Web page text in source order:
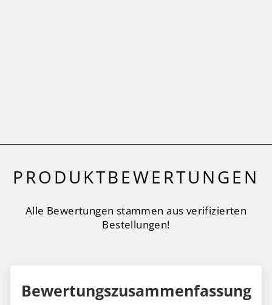
PRODUKTBEWERTUNGEN
Alle Bewertungen stammen aus verifizierten
Bestellungen!
Bewertungszusammenfassung